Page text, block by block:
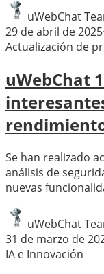
uWebChat
29 de abril de 2025·
Actualización de
uWebChat
Se han realizado
análisis de
nuevas
uWebChat
31 de marzo de
IA e Innovación